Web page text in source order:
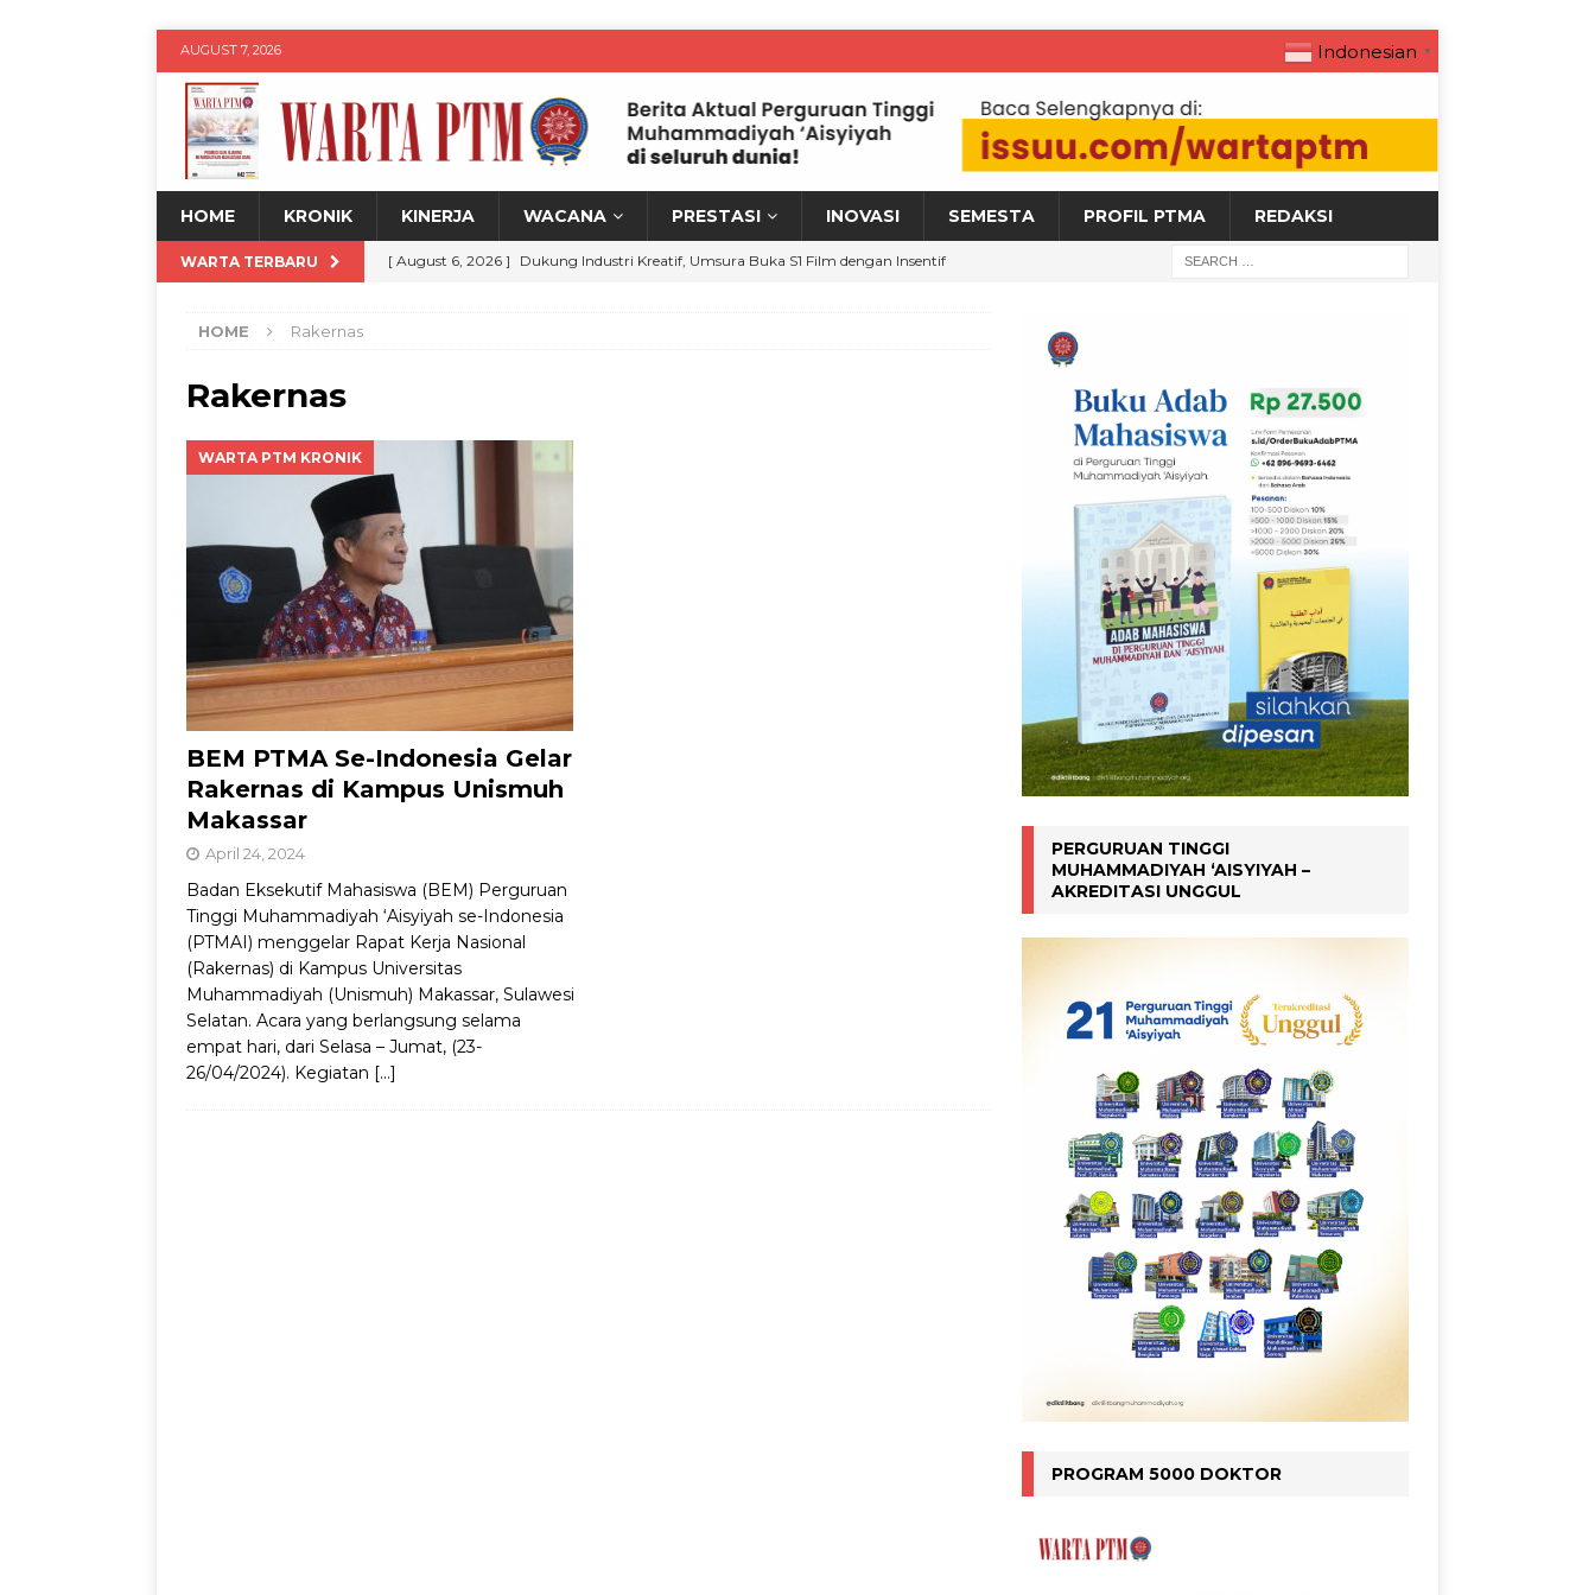
AUGUST 7, 2026 Indonesian ▼
HOME KRONIK KINERJA WACANA PRESTASI INOVASI SEMESTA PROFIL PTMA REDAKSI
WARTA TERBARU [ August 6, 2026 ] Dukung Industri Kreatif, Umsura Buka S1 Film dengan Insentif
Remaja melalui Program SIGAP
[ August 6, 2026 ]
Dorong Inovasi Obat Inhalasi Berbasis Herbal
HOME Rakernas
Rakernas
WARTA PTM KRONIK
BEM PTMA Se-Indonesia Gelar
Rakernas di Kampus Unismuh
Makassar
April 24, 2024
Badan Eksekutif Mahasiswa (BEM) Perguruan
Tinggi Muhammadiyah ‘Aisyiyah se-Indonesia
(PTMAI) menggelar Rapat Kerja Nasional
(Rakernas) di Kampus Universitas
Muhammadiyah (Unismuh) Makassar, Sulawesi
Selatan. Acara yang berlangsung selama
empat hari, dari Selasa – Jumat, (23-
26/04/2024). Kegiatan […]
PERGURUAN TINGGI
MUHAMMADIYAH ‘AISYIYAH –
AKREDITASI UNGGUL
PROGRAM 5000 DOKTOR